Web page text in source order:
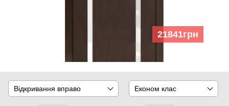
21841грн
Відкривання вправо Економ клас